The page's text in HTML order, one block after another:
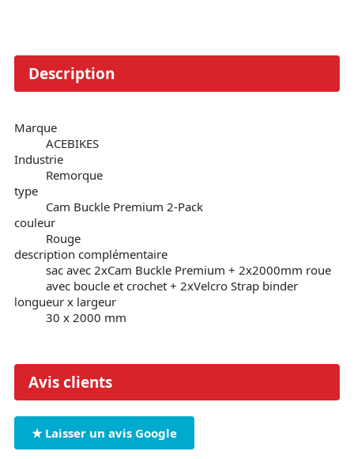
Description
Marque
ACEBIKES
Industrie
Remorque
type
Cam Buckle Premium 2-Pack
couleur
Rouge
description complémentaire
sac avec 2xCam Buckle Premium + 2x2000mm roue
avec boucle et crochet + 2xVelcro Strap binder
longueur x largeur
30 x 2000 mm
Avis clients
★ Laisser un avis Google